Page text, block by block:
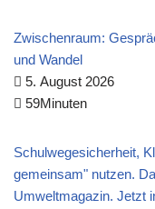
Zwischenraum:
und Wandel
5. August 2026
59Minuten
Schulwegesicherheit,
gemeinsam" nutzen.
Umweltmagazin. Jetzt